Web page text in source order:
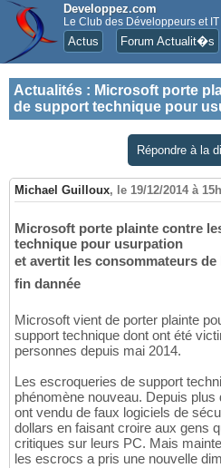
Developpez.com
Le Club des Développeurs et
Actus Forum Actualit�s
Actualités : Microsoft porte
de support technique pour
Répondre à la
Michael Guilloux, le 19/12/2014 à
Microsoft porte plainte contre
technique pour usurpation
et avertit les consommateurs de
fin dannée
Microsoft vient de porter plainte
support technique dont ont été
personnes depuis mai 2014.
Les escroqueries de support
phénomène nouveau. Depuis
ont vendu de faux logiciels de
dollars en faisant croire aux gens
critiques sur leurs PC. Mais
les escrocs a pris une nouvelle